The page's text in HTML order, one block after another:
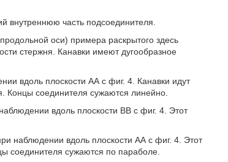
внутреннюю часть подсоединителя.
оси) примера раскрытого здесь
стержня. Канавки имеют дугообразное
вдоль плоскости АА с фиг. 4. Канавки идут
соединителя сужаются линейно.
вдоль плоскости ВВ с фиг. 4. Этот
наблюдении вдоль плоскости АА с фиг. 4. Этот
соединителя сужаются по параболе.